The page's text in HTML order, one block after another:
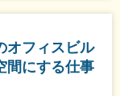
オフィスビル
間にする仕事